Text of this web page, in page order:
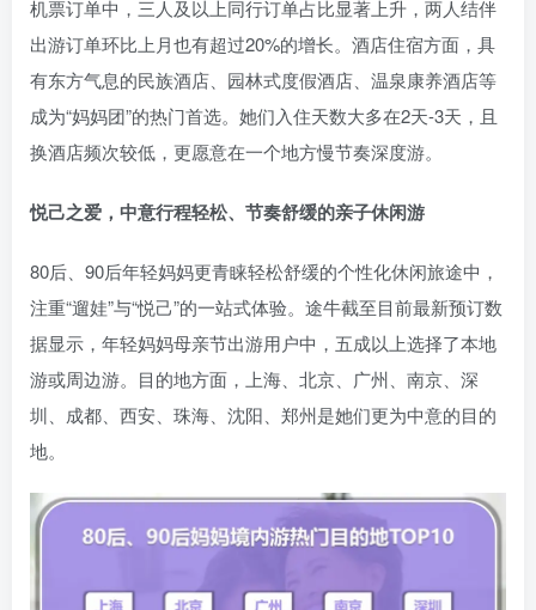
机票订单中，三人及以上同行订单占比显著上升，两人结伴
出游订单环比上月也有超过20%的增长。酒店住宿方面，具
有东方气息的民族酒店、园林式度假酒店、温泉康养酒店等
成为“妈妈团”的热门首选。她们入住天数大多在2天-3天，且
换酒店频次较低，更愿意在一个地方慢节奏深度游。
悦己之爱，中意行程轻松、节奏舒缓的亲子休闲游
80后、90后年轻妈妈更青睐轻松舒缓的个性化休闲旅途中，
注重“遛娃”与“悦己”的一站式体验。途牛截至目前最新预订数
据显示，年轻妈妈母亲节出游用户中，五成以上选择了本地
游或周边游。目的地方面，上海、北京、广州、南京、深
圳、成都、西安、珠海、沈阳、郑州是她们更为中意的目的
地。